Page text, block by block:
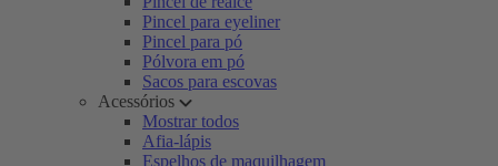
Pincel para eyeliner
Pincel para pó
Pólvora em pó
Sacos para escovas
Acessórios
Mostrar todos
Afia-lápis
Espelhos de maquilhagem